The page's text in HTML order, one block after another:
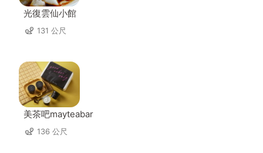
光復雲仙小館
131 公尺
美茶吧mayteabar
136 公尺